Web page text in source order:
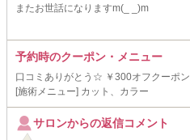
またお世話になりますm(_ _)m
予約時のクーポン・メニュー
口コミありがとう☆ ￥300オフクーポン
[施術メニュー] カット、カラー
サロンからの返信コメント